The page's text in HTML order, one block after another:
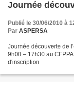
Journée
Publié le 30/06/2010 à
Par ASPERSA
Journée découverte de
9h00 – 17h30 au
d'inscription